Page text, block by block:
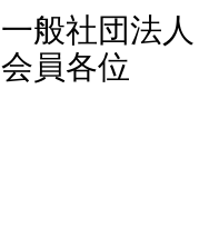
一般社団法
会員各位